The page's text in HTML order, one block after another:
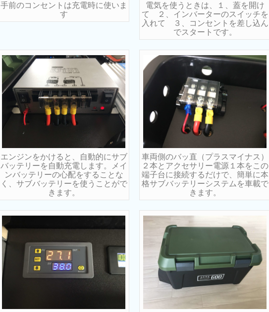
手前のコンセントは充電時に使いま
す
電気を使うときは、１、蓋を開け
て ２、インバーターのスイッチを
入れて ３、コンセントを差し込ん
でスタートです。
エンジンをかけると、自動的にサブ
バッテリーを自動充電します。メイ
ンバッテリーの心配をすることな
く、サブバッテリーを使うことがで
きます。
車両側のバッ直（プラスマイナス）
２本とアクセサリー電源１本をこの
端子台に接続するだけで、簡単に本
格サブバッテリーシステムを車載で
きます。